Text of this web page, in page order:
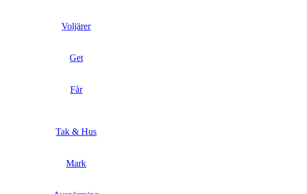
Voljärer
Get
Får
Tak & Hus
Mark